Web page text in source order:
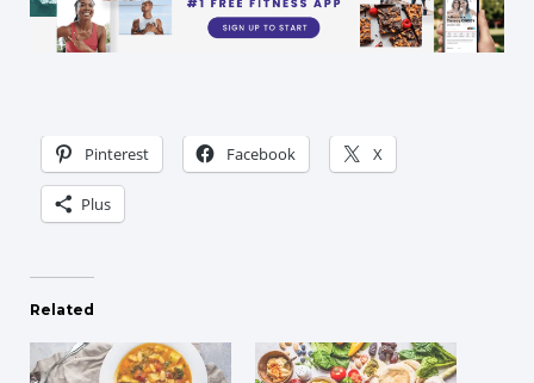
Pinterest Facebook X
Plus
Related